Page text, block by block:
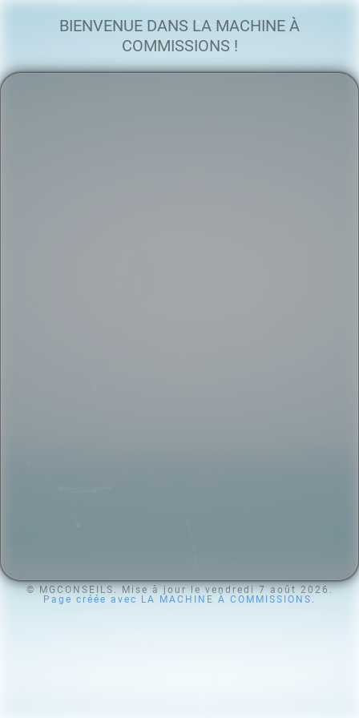
BIENVENUE DANS LA MACHINE À
COMMISSIONS !
© MGCONSEILS. Mise à jour le vendredi 7 août 2026.
Page créée avec LA MACHINE À COMMISSIONS.